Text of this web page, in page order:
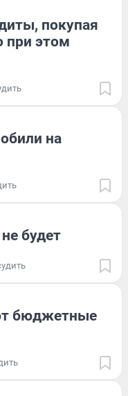
покупая
при этом
на
будет
бюджетные